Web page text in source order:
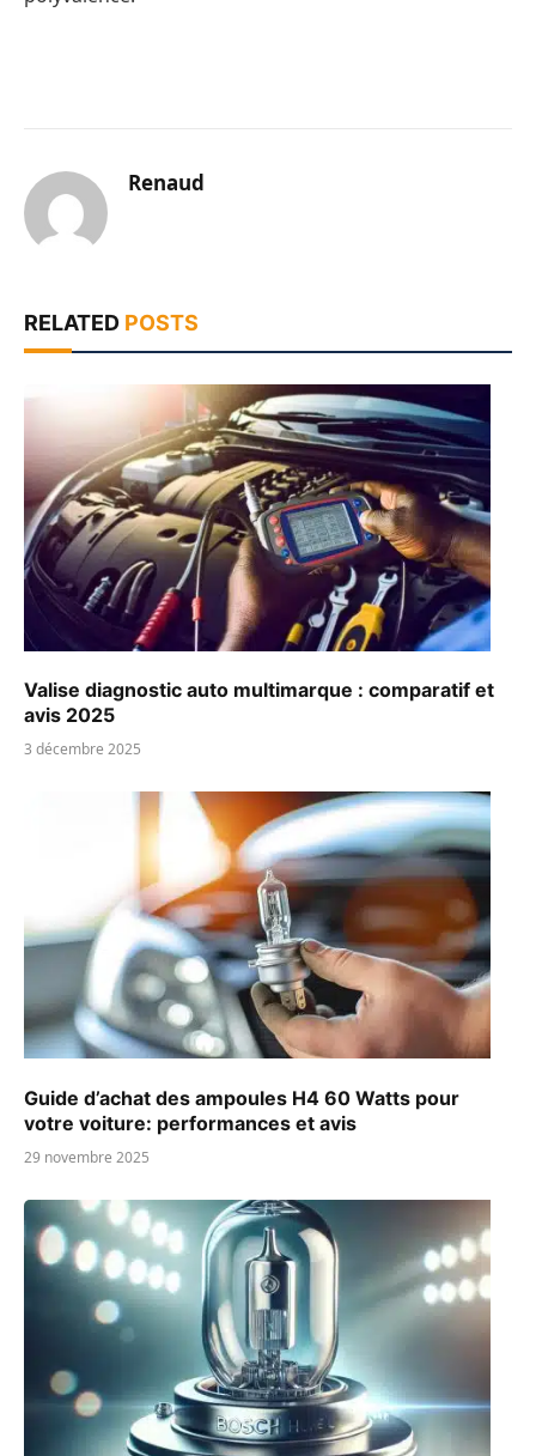
Renaud
RELATED POSTS
Valise diagnostic auto multimarque : comparatif et
avis 2025
3 décembre 2025
Guide d’achat des ampoules H4 60 Watts pour
votre voiture: performances et avis
29 novembre 2025